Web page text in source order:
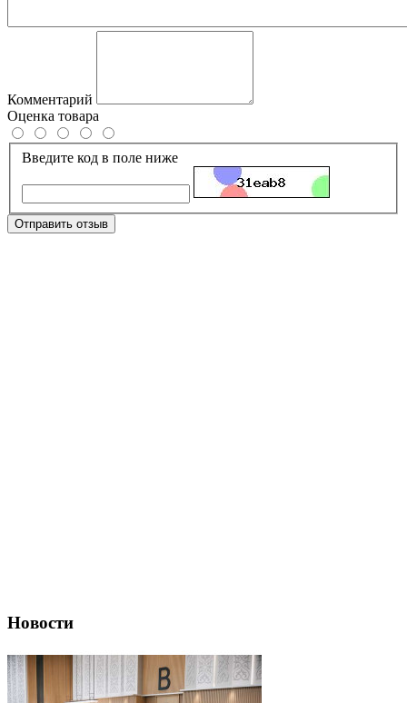
Комментарий
Оценка товара
Введите код в поле ниже
Отправить отзыв
Новости